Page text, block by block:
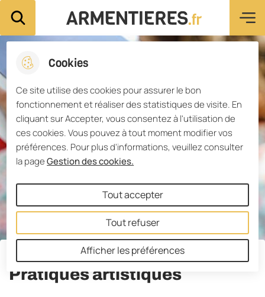
Cookies
Ce site utilise des cookies pour assurer le bon
fonctionnement et réaliser des statistiques de visite. En
cliquant sur Accepter, vous consentez à l'utilisation de
ces cookies. Vous pouvez à tout moment modifier vos
préférences. Pour plus d'informations, veuillez consulter
la pageGestion des cookies.
Afficher les préférences
Tout accepter
Tout refuser
menu
Aller à la
recherche
Aller au
contenu
principal
Consulter
site
Rechercher sur le site
Ville d'Armentières
Pratiques artistiques